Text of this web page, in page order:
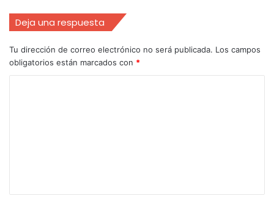
Deja una respuesta
Tu dirección de correo electrónico no será publicada. Los campos
obligatorios están marcados con *